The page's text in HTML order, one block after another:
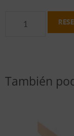
También